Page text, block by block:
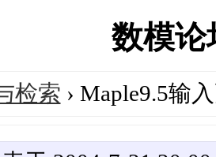
数模论
检索 › Maple9.5输